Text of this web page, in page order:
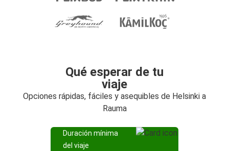
Qué esperar de tu
viaje
Opciones rápidas, fáciles y asequibles de Helsinki a
Rauma
Duración mínima
del viaje